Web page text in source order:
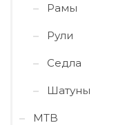
Рамы
Рули
Седла
Шатуны
MTB